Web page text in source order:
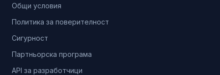
Общи условия
Политика за поверителност
Сигурност
Партньорска програма
API за разработчици